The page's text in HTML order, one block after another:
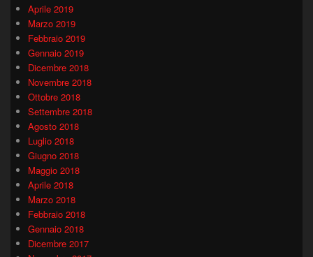
Aprile 2019
Marzo 2019
Febbraio 2019
Gennaio 2019
Dicembre 2018
Novembre 2018
Ottobre 2018
Settembre 2018
Agosto 2018
Luglio 2018
Giugno 2018
Maggio 2018
Aprile 2018
Marzo 2018
Febbraio 2018
Gennaio 2018
Dicembre 2017